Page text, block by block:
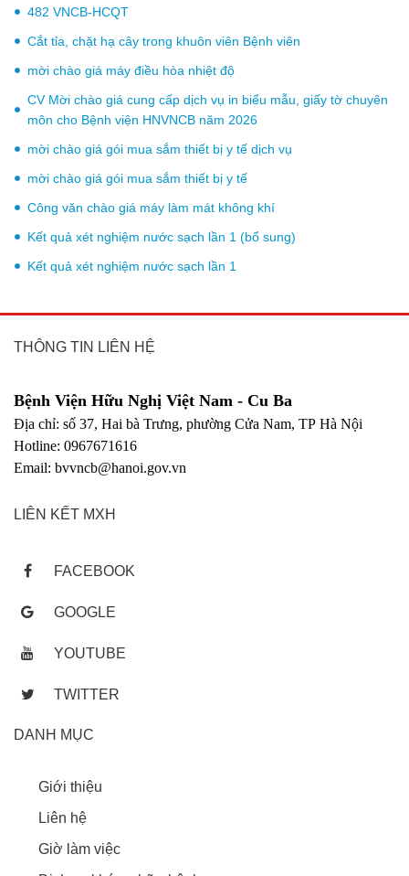
482 VNCB-HCQT
Cắt tỉa, chặt hạ cây trong khuôn viên Bệnh viên
mời chào giá máy điều hòa nhiệt độ
CV Mời chào giá cung cấp dịch vụ in biểu mẫu, giấy tờ chuyên
môn cho Bệnh viện HNVNCB năm 2026
mời chào giá gói mua sắm thiết bị y tế dịch vụ
mời chào giá gói mua sắm thiết bị y tế
Công văn chào giá máy làm mát không khí
Kết quả xét nghiệm nước sạch lần 1 (bổ sung)
Kết quả xét nghiệm nước sạch lần 1
THÔNG TIN LIÊN HỆ
Bệnh Viện Hữu Nghị Việt Nam - Cu Ba
Địa chỉ: số 37, Hai bà Trưng, phường Cửa Nam, TP Hà Nội
Hotline: 0967671616
Email: bvvncb@hanoi.gov.vn
LIÊN KẾT MXH
FACEBOOK
GOOGLE
YOUTUBE
TWITTER
DANH MỤC
Giới thiệu
Liên hệ
Giờ làm việc